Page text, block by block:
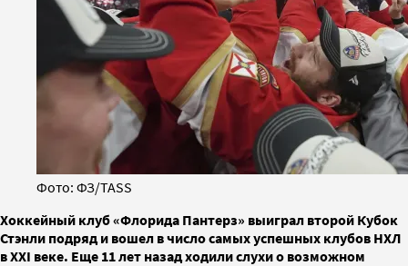
Фото: ФЗ/TASS
Хоккейный клуб «Флорида Пантерз» выиграл второй Кубок
Стэнли подряд и вошел в число самых успешных клубов НХЛ
в XXI веке. Еще 11 лет назад ходили слухи о возможном